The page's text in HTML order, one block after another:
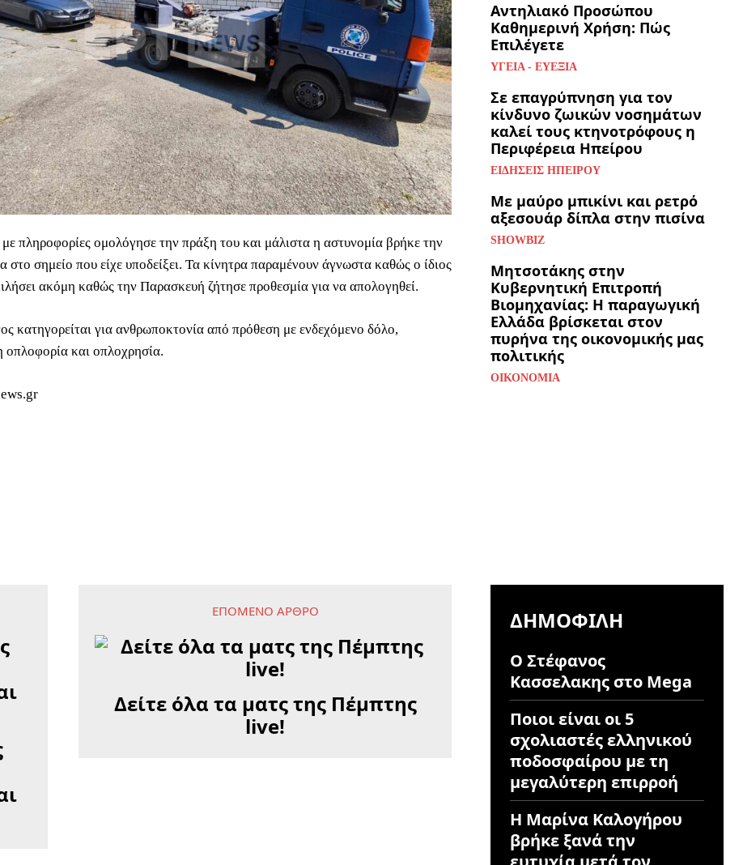
πληροφορίες ομολόγησε την πράξη του και μάλιστα η αστυνομία βρήκε την
στο σημείο που είχε υποδείξει. Τα κίνητρα παραμένουν άγνωστα καθώς ο ίδιος
ακόμη καθώς την Παρασκευή ζήτησε προθεσμία για να απολογηθεί.
κατηγορείται για ανθρωποκτονία από πρόθεση με ενδεχόμενο δόλο,
οπλοφορία και οπλοχρησία.
Αντηλιακό Προσώπου
Καθημερινή Χρήση: Πώς
Επιλέγετε
ΥΓΕΊΑ - ΕΥΕΞΊΑ
Σε επαγρύπνηση για τον
κίνδυνο ζωικών νοσημάτων
καλεί τους κτηνοτρόφους η
Περιφέρεια Ηπείρου
ΕΙΔΉΣΕΙΣ ΗΠΕΊΡΟΥ
Με μαύρο μπικίνι και ρετρό
αξεσουάρ δίπλα στην πισίνα
SHOWBIZ
Μητσοτάκης στην
Κυβερνητική Επιτροπή
Βιομηχανίας: Η παραγωγική
Ελλάδα βρίσκεται στον
πυρήνα της οικονομικής μας
πολιτικής
ΟΙΚΟΝΟΜΊΑ
ΕΠΌΜΕΝΟ ΆΡΘΡΟ
Δείτε όλα τα ματς της Πέμπτης
live!
ΔΗΜΟΦΙΛΉ
Ο Στέφανος
Κασσελακης στο Mega
Ποιοι είναι οι 5
σχολιαστές ελληνικού
ποδοσφαίρου με τη
μεγαλύτερη επιρροή
Η Μαρίνα Καλογήρου
βρήκε ξανά την